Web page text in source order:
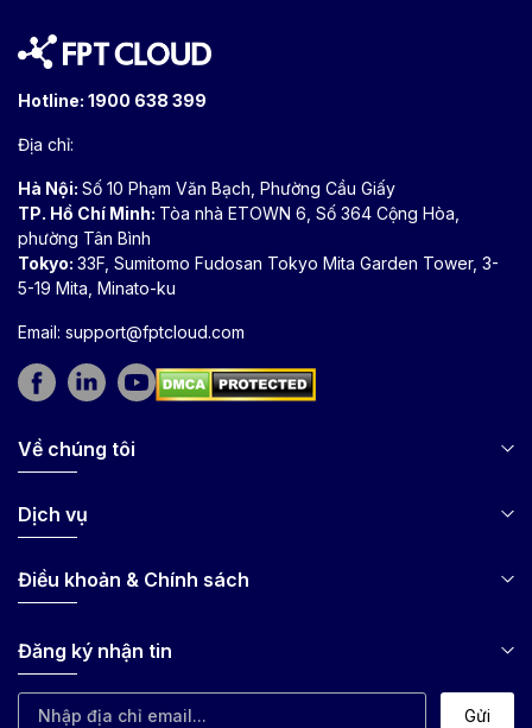
Hotline: 1900 638 399
Địa chỉ:
Hà Nội: Số 10 Phạm Văn Bạch, Phường Cầu Giấy
TP. Hồ Chí Minh: Tòa nhà ETOWN 6, Số 364 Cộng Hòa,
phường Tân Bình
Tokyo: 33F, Sumitomo Fudosan Tokyo Mita Garden Tower, 3-
5-19 Mita, Minato-ku
Email: support@fptcloud.com
Về chúng tôi
Dịch vụ
Điều khoản & Chính sách
Đăng ký nhận tin
Gửi